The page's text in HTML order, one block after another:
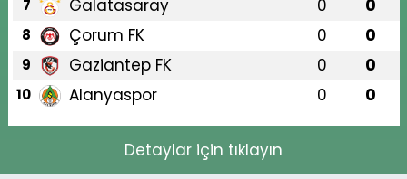
7 Galatasaray 0 0
8 Çorum FK 0 0
9 Gaziantep FK 0 0
10 Alanyaspor 0 0
Detaylar için tıklayın